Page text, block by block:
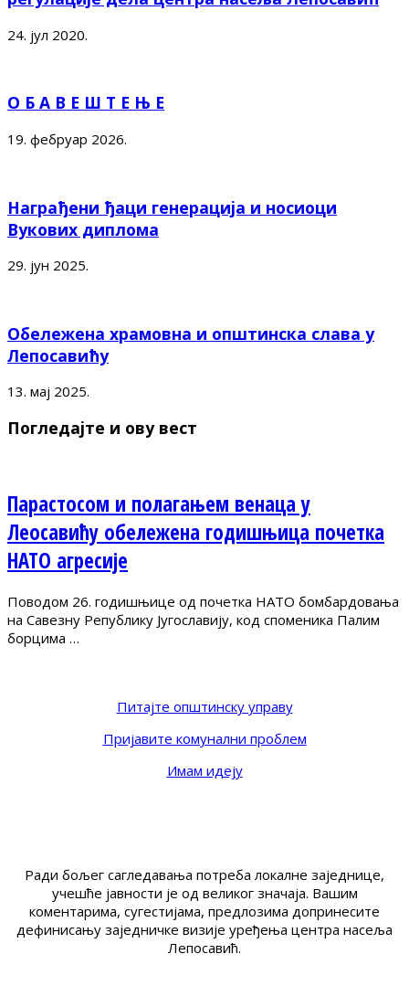
24. јул 2020.
О Б А В Е Ш Т Е Њ Е
19. фебруар 2026.
Награђени ђаци генерација и носиоци
Вукових диплома
29. јун 2025.
Обележена храмовна и општинска слава у
Лепосавићу
13. мај 2025.
Погледајте и ову вест
Парастосом и полагањем венаца у
Леосавићу обележена годишњица почетка
НАТО агресије
Поводом 26. годишњице од почетка НАТО бомбардовања
на Савезну Републику Југославију, код споменика Палим
борцима …
Питајте општинску управу
Пријавите комунални проблем
Имам идеју
Ради бољег сагледавања потреба локалне заједнице,
учешће јавности је од великог значаја. Вашим
коментарима, сугестијама, предлозима допринесите
дефинисању заједничке визије уређења центра насеља
Лепосавић.